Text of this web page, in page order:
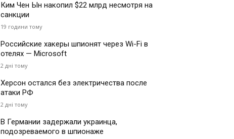
Ким Чен Ын накопил $22 млрд несмотря на
санкции
19 години тому
Российские хакеры шпионят через Wi-Fi в
отелях — Microsoft
2 дні тому
Херсон остался без электричества после
атаки РФ
2 дні тому
В Германии задержали украинца,
подозреваемого в шпионаже